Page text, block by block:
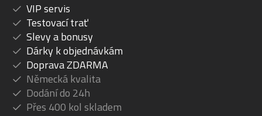
VIP servis
Testovací trať
Slevy a bonusy
Dárky k objednávkám
Doprava ZDARMA
Německá kvalita
Dodání do 24h
Přes 400 kol skladem